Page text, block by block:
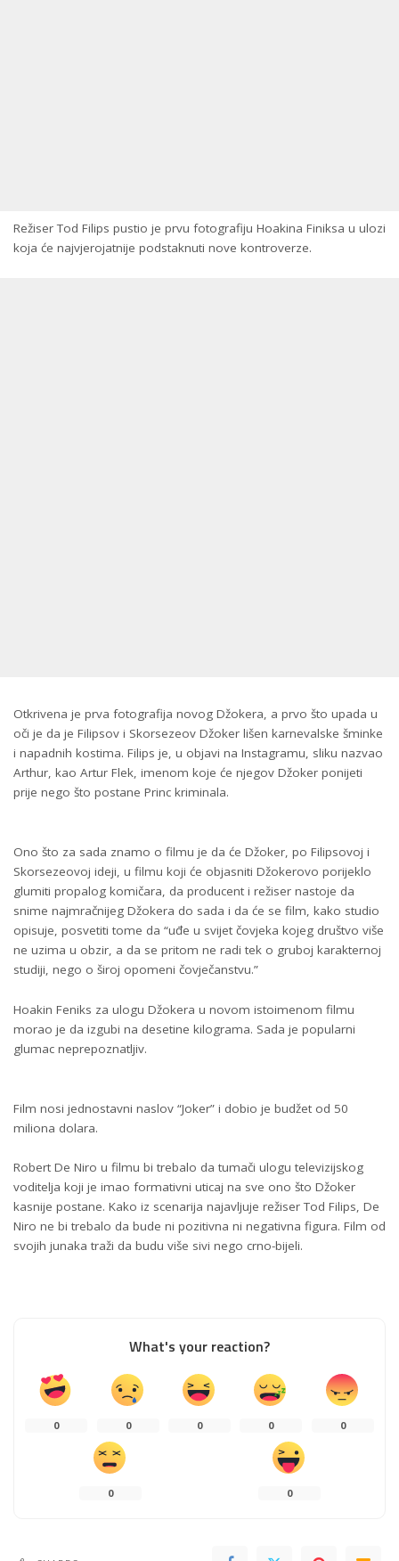
Režiser Tod Filips pustio je prvu fotografiju Hoakina Finiksa u ulozi
koja će najvjerojatnije podstaknuti nove kontroverze.
Otkrivena je prva fotografija novog Džokera, a prvo što upada u
oči je da je Filipsov i Skorsezeov Džoker lišen karnevalske šminke
i napadnih kostima. Filips je, u objavi na Instagramu, sliku nazvao
Arthur, kao Artur Flek, imenom koje će njegov Džoker ponijeti
prije nego što postane Princ kriminala.
Ono što za sada znamo o filmu je da će Džoker, po Filipsovoj i
Skorsezeovoj ideji, u filmu koji će objasniti Džokerovo porijeklo
glumiti propalog komičara, da producent i režiser nastoje da
snime najmračnijeg Džokera do sada i da će se film, kako studio
opisuje, posvetiti tome da “uđe u svijet čovjeka kojeg društvo više
ne uzima u obzir, a da se pritom ne radi tek o gruboj karakternoj
studiji, nego o široj opomeni čovječanstvu.”
Hoakin Feniks za ulogu Džokera u novom istoimenom filmu
morao je da izgubi na desetine kilograma. Sada je popularni
glumac neprepoznatljiv.
Film nosi jednostavni naslov “Joker” i dobio je budžet od 50
miliona dolara.
Robert De Niro u filmu bi trebalo da tumači ulogu televizijskog
voditelja koji je imao formativni uticaj na sve ono što Džoker
kasnije postane. Kako iz scenarija najavljuje režiser Tod Filips, De
Niro ne bi trebalo da bude ni pozitivna ni negativna figura. Film od
svojih junaka traži da budu više sivi nego crno-bijeli.
What's your reaction?
0 0 0 0 0
0 0